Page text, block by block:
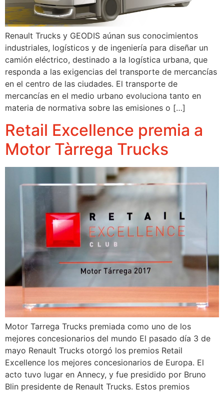
Renault Trucks y GEODIS aúnan sus conocimientos
industriales, logísticos y de ingeniería para diseñar un
camión eléctrico, destinado a la logística urbana, que
responda a las exigencias del transporte de mercancías
en el centro de las ciudades. El transporte de
mercancías en el medio urbano evoluciona tanto en
materia de normativa sobre las emisiones o […]
Retail Excellence premia a
Motor Tàrrega Trucks
Motor Tarrega Trucks premiada como uno de los
mejores concesionarios del mundo El pasado día 3 de
mayo Renault Trucks otorgó los premios Retail
Excellence los mejores concesionarios de Europa. El
acto tuvo lugar en Annecy, y fue presidido por Bruno
Blin presidente de Renault Trucks. Estos premios